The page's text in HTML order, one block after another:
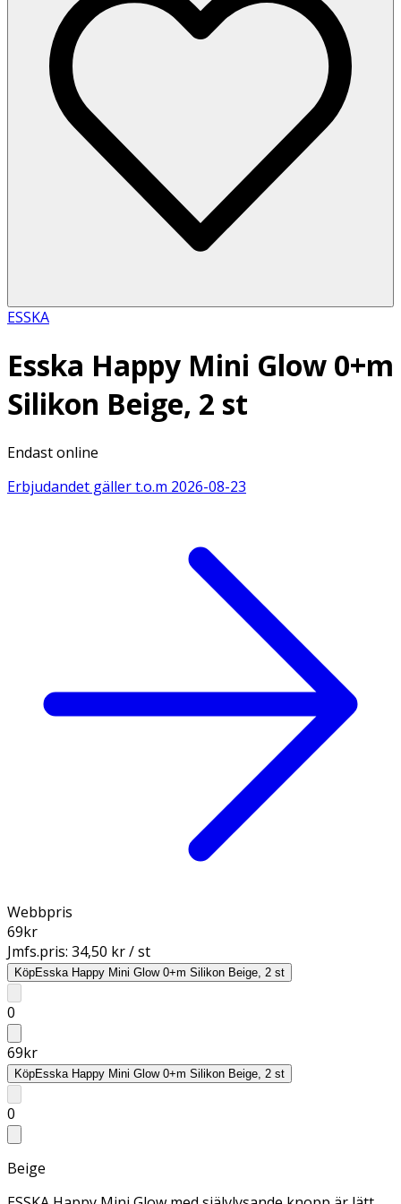
ESSKA
Esska Happy Mini Glow 0+m
Silikon Beige, 2 st
Endast online
Erbjudandet gäller t.o.m 2026-08-23
Webbpris
69kr
Jmfs.pris: 34,50 kr / st
KöpEsska Happy Mini Glow 0+m Silikon Beige, 2 st
0
69kr
KöpEsska Happy Mini Glow 0+m Silikon Beige, 2 st
0
Beige